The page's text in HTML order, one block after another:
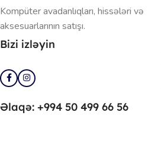
Kompüter avadanlıqları, hissələri və
aksesuarlarının satışı.
Bizi izləyin
Əlaqə: +994 50 499 66 56